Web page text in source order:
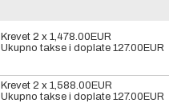
Krevet 2 x 1,478.00 EUR
Ukupno takse i doplate 127.00 EUR
Krevet 2 x 1,588.00 EUR
Ukupno takse i doplate 127.00 EUR